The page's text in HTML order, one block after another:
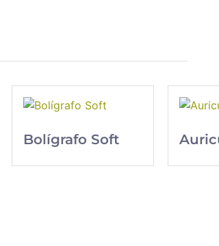
Bolígrafo Soft